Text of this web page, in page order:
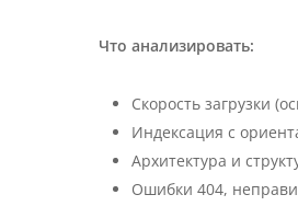
Что анализировать:
Скорость загрузки
Индексация с
Архитектура и
Ошибки 404,